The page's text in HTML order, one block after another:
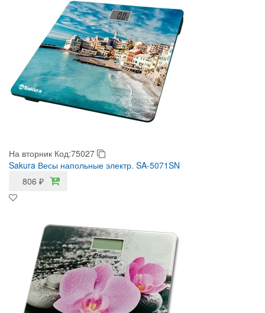
На вторник Код:75027
Sakura Весы напольные электр. SA-5071SN
806 ₽